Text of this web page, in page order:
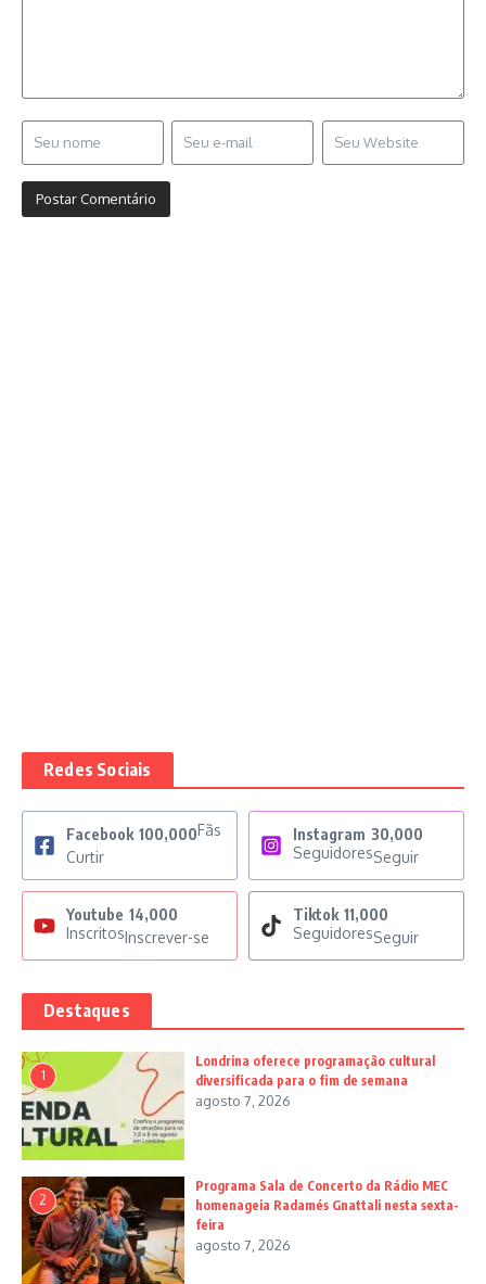
Redes Sociais
Facebook 100,000Fãs
Curtir
Instagram 30,000
SeguidoresSeguir
Youtube 14,000
Inscritos Inscrever-se
Tiktok 11,000
SeguidoresSeguir
Destaques
1
Londrina oferece programação cultural
diversificada para o fim de semana
agosto 7, 2026
2
Programa Sala de Concerto da Rádio MEC
homenageia Radamés Gnattali nesta sexta-
feira
agosto 7, 2026